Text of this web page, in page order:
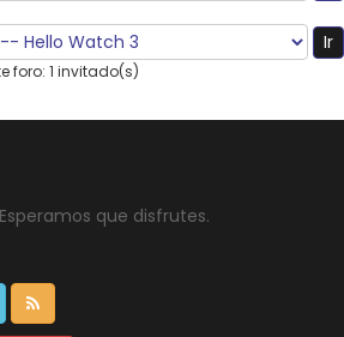
foro: 1 invitado(s)
que disfrutes.